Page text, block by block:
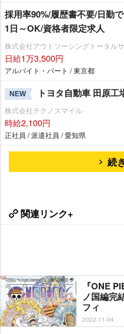
採用率90%/履歴書不要/日勤
1日～OK/資格者限定求人
株式会社アウトソーシングトータル
日給1万3,500円
アルバイト・パート / 東京都
NEW トヨタ自動車 田原
株式会社テクノスマイル
時給2,100円
正社員 / 派遣社員 / 愛知県
続
関連リンク+
『ONE
ノ国編完
フィ
2022-11-04